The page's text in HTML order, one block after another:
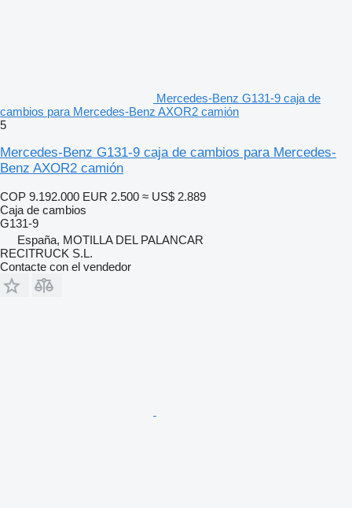
Mercedes-Benz G131-9 caja de
cambios para Mercedes-Benz AXOR2 camión
5
Mercedes-Benz G131-9 caja de cambios para Mercedes-
Benz AXOR2 camión
COP 9.192.000 EUR 2.500 ≈ US$ 2.889
Caja de cambios
G131-9
España, MOTILLA DEL PALANCAR
RECITRUCK S.L.
Contacte con el vendedor